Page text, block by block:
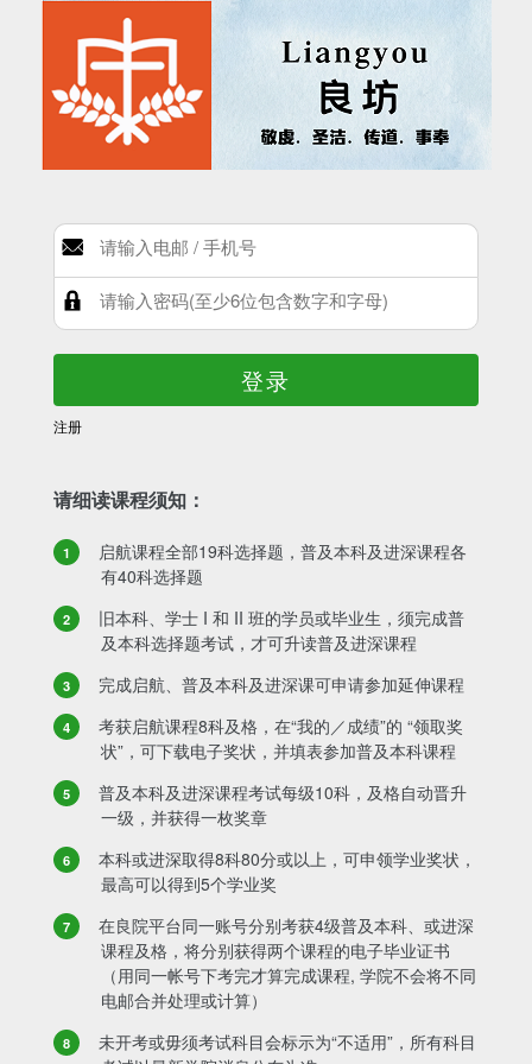
登录
注册
请细读课程须知：
启航课程全部19科选择题，普及本科及进深课程各
有40科选择题
旧本科、学士 I 和 II 班的学员或毕业生，须完成普
及本科选择题考试，才可升读普及进深课程
完成启航、普及本科及进深课可申请参加延伸课程
考获启航课程8科及格，在“我的／成绩”的 “领取奖
状”，可下载电子奖状，并填表参加普及本科课程
普及本科及进深课程考试每级10科，及格自动晋升
一级，并获得一枚奖章
本科或进深取得8科80分或以上，可申领学业奖状，
最高可以得到5个学业奖
在良院平台同一账号分别考获4级普及本科、或进深
课程及格，将分别获得两个课程的电子毕业证书
（用同一帐号下考完才算完成课程, 学院不会将不同
电邮合并处理或计算）
未开考或毋须考试科目会标示为“不适用”，所有科目